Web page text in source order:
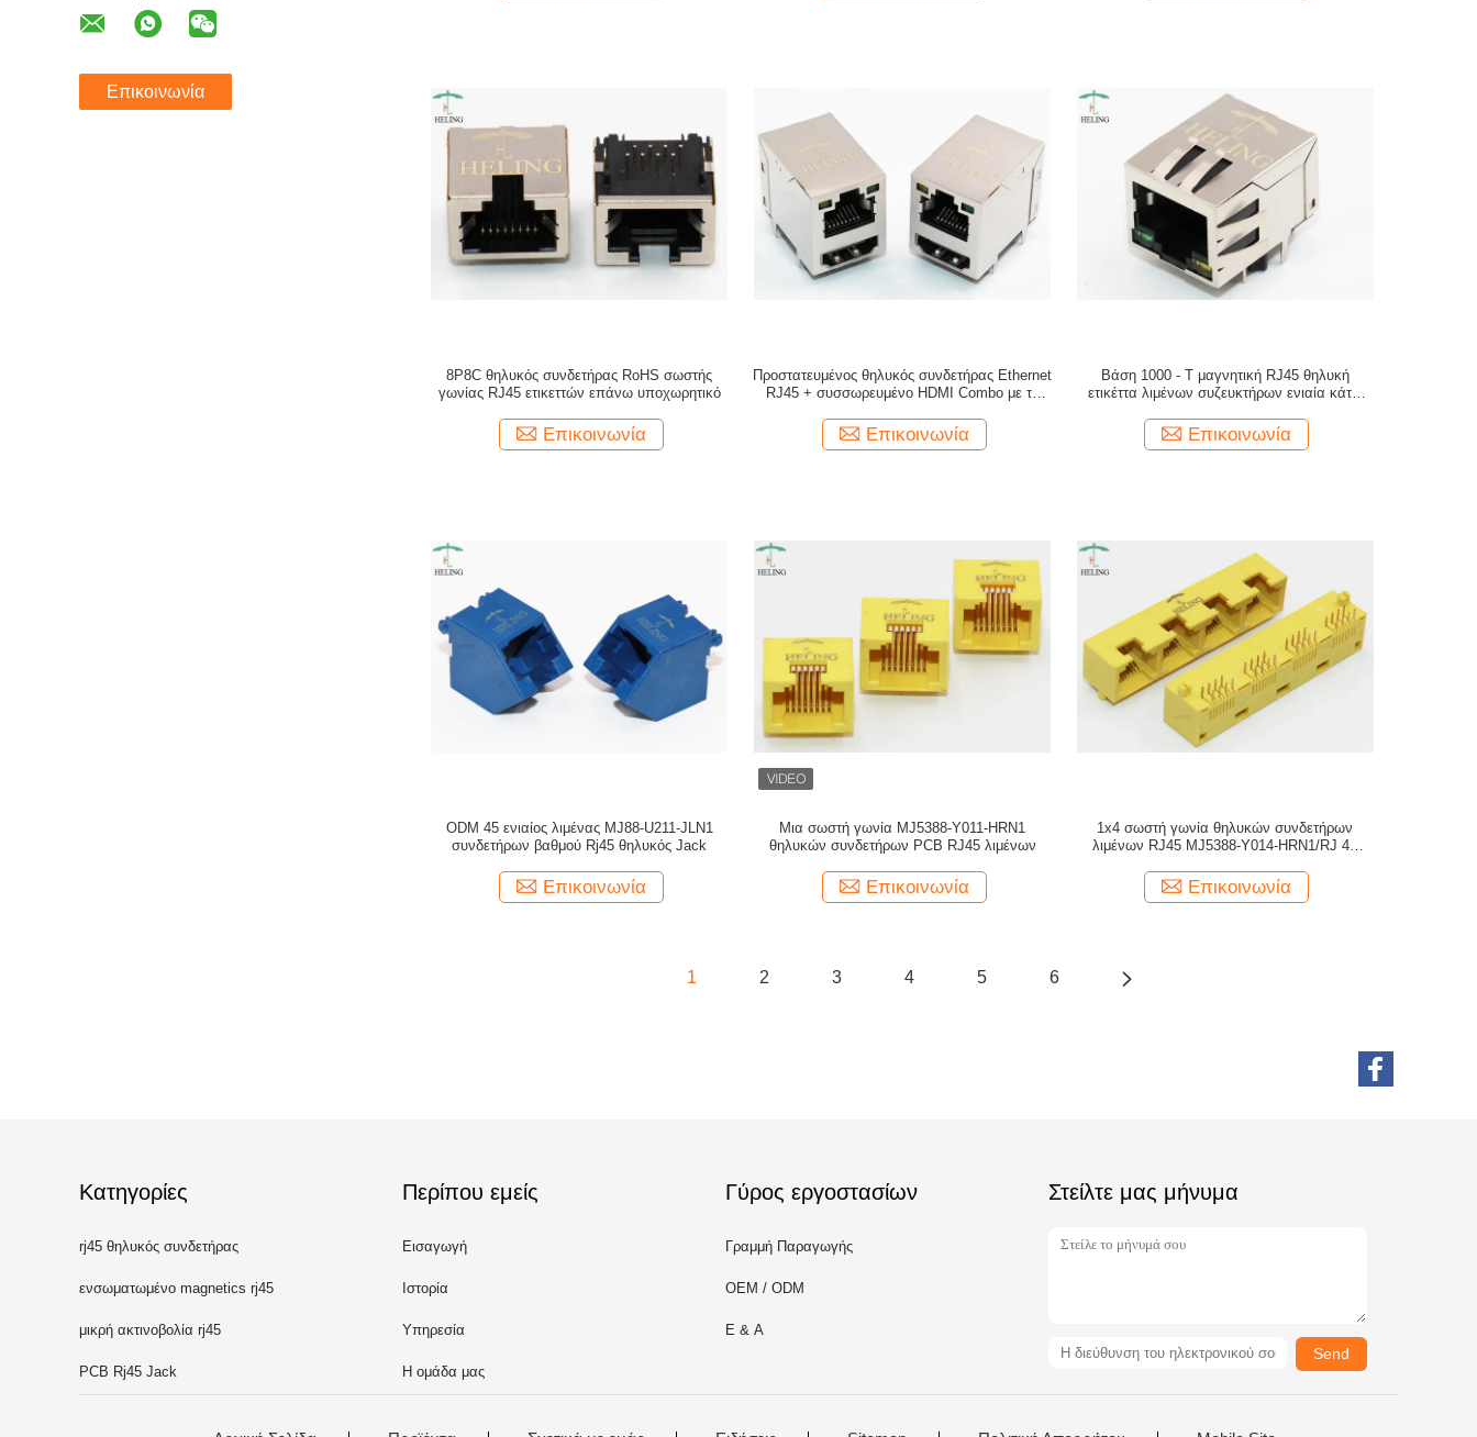
Επικοινωνία
8P8C θηλυκός συνδετήρας RoHS σωστής
γωνίας RJ45 ετικεττών επάνω υποχωρητικό
Επικοινωνία
Προστατευμένος θηλυκός συνδετήρας Ethernet
RJ45 + συσσωρευμένο HDMI Combo με το
Επικοινωνία
Βάση 1000 - Τ μαγνητική RJ45 θηλυκή
ετικέττα λιμένων συζευκτήρων ενιαία κάτω
Επικοινωνία
ODM 45 ενιαίος λιμένας MJ88-U211-JLN1
συνδετήρων βαθμού Rj45 θηλυκός Jack
Επικοινωνία
Μια σωστή γωνία MJ5388-Y011-HRN1
θηλυκών συνδετήρων PCB RJ45 λιμένων
Επικοινωνία
1x4 σωστή γωνία θηλυκών συνδετήρων
λιμένων RJ45 MJ5388-Y014-HRN1/RJ 45
Επικοινωνία
1 2 3 4 5 6
Κατηγορίες
rj45 θηλυκός συνδετήρας
ενσωματωμένο magnetics rj45
μικρή ακτινοβολία rj45
PCB Rj45 Jack
Περίπου εμείς
Εισαγωγή
Ιστορία
Υπηρεσία
Η ομάδα μας
Γύρος εργοστασίων
Γραμμή Παραγωγής
OEM / ODM
Ε & Α
Στείλτε μας μήνυμα
Send